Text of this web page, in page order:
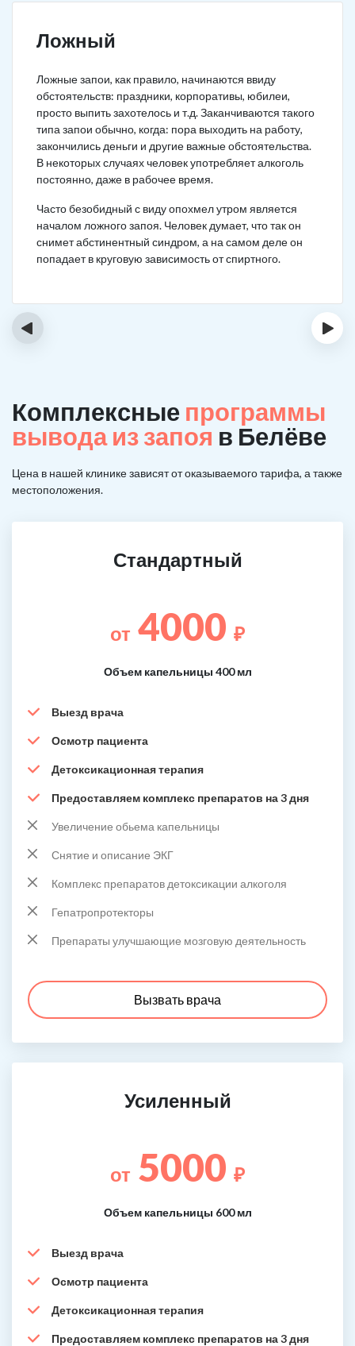
Ложный
Ложные запои, как правило, начинаются ввиду
обстоятельств: праздники, корпоративы, юбилеи,
просто выпить захотелось и т.д. Заканчиваются такого
типа запои обычно, когда: пора выходить на работу,
закончились деньги и другие важные обстоятельства.
В некоторых случаях человек употребляет алкоголь
постоянно, даже в рабочее время.
Часто безобидный с виду опохмел утром является
началом ложного запоя. Человек думает, что так он
снимет абстинентный синдром, а на самом деле он
попадает в круговую зависимость от спиртного.
‹ ›
Комплексные программы
вывода из запоя в Белёве
Цена в нашей клинике зависят от оказываемого тарифа, а также
местоположения.
Стандартный
от 4000 ₽
Объем капельницы 400 мл
Выезд врача
Осмотр пациента
Детоксикационная терапия
Предоставляем комплекс препаратов на 3 дня
Увеличение обьема капельницы
Снятие и описание ЭКГ
Комплекс препаратов детоксикации алкоголя
Гепатропротекторы
Препараты улучшающие мозговую деятельность
Вызвать врача
Усиленный
от 5000 ₽
Объем капельницы 600 мл
Выезд врача
Осмотр пациента
Детоксикационная терапия
Предоставляем комплекс препаратов на 3 дня